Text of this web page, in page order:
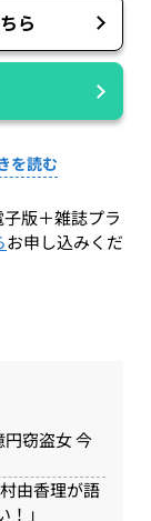
ら
を読む
子版＋雑誌プラ
お申し込みくだ
円窃盗女 今
由香理が語
」